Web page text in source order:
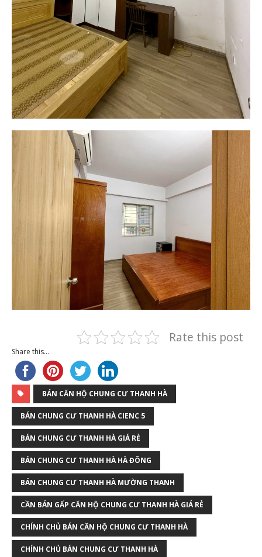
Rate this post
Share this...
BÁN CĂN HỘ CHUNG CƯ THANH HÀ
BÁN CHUNG CƯ THANH HÀ CIENC 5
BÁN CHUNG CƯ THANH HÀ GIÁ RẺ
BÁN CHUNG CƯ THANH HÀ HÀ ĐÔNG
BÁN CHUNG CƯ THANH HÀ MƯỜNG THANH
CẦN BÁN GẤP CĂN HỘ CHUNG CƯ THANH HÀ GIÁ RẺ
CHÍNH CHỦ BÁN CĂN HỘ CHUNG CƯ THANH HÀ
CHÍNH CHỦ BÁN CHUNG CƯ THANH HÀ